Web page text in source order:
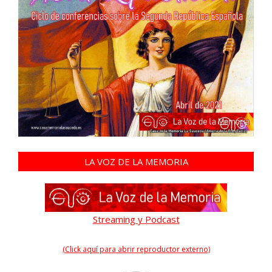
LA VOZ DE LA MEMORIA
Streaming y Podcast
(Click aquí para abrir reproductor externo)